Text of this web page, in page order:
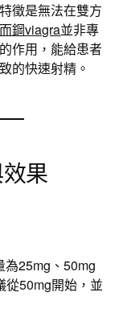
徵是無法在雙方
鋼viagra並非專
作用，能給患者
的快速射精。
果
為25mg、50mg
從50mg開始，並